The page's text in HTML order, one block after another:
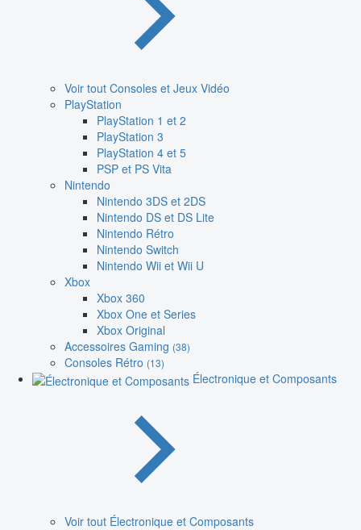
Voir tout Consoles et Jeux Vidéo
PlayStation
PlayStation 1 et 2
PlayStation 3
PlayStation 4 et 5
PSP et PS Vita
Nintendo
Nintendo 3DS et 2DS
Nintendo DS et DS Lite
Nintendo Rétro
Nintendo Switch
Nintendo Wii et Wii U
Xbox
Xbox 360
Xbox One et Series
Xbox Original
Accessoires Gaming (38)
Consoles Rétro (13)
Électronique et Composants
Voir tout Électronique et Composants